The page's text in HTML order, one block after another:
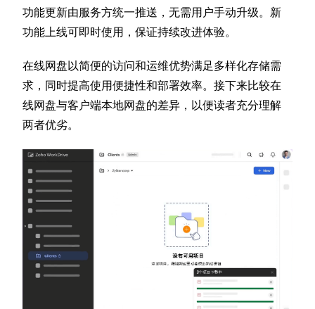
功能更新由服务方统一推送，无需用户手动升级。新
功能上线可即时使用，保证持续改进体验。
在线网盘以简便的访问和运维优势满足多样化存储需
求，同时提高使用便捷性和部署效率。接下来比较在
线网盘与客户端本地网盘的差异，以便读者充分理解
两者优劣。